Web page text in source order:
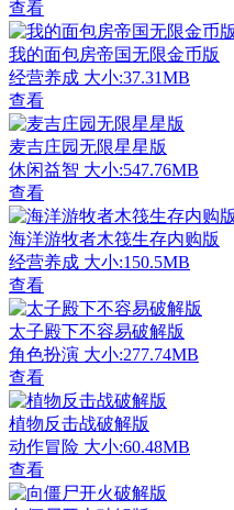
查看
我的面包房帝国无限金币版
经营养成 大小:37.31MB
查看
麦吉庄园无限星星版
休闲益智 大小:547.76MB
查看
海洋游牧者木筏生存内购版
经营养成 大小:150.5MB
查看
太子殿下不容易破解版
角色扮演 大小:277.74MB
查看
植物反击战破解版
动作冒险 大小:60.48MB
查看